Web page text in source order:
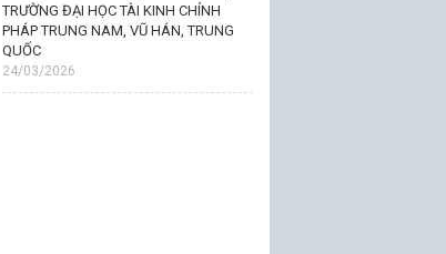
TRƯỜNG ĐẠI HỌC TÀI KINH CHÍNH
PHÁP TRUNG NAM, VŨ HÁN, TRUNG
QUỐC
24/03/2026